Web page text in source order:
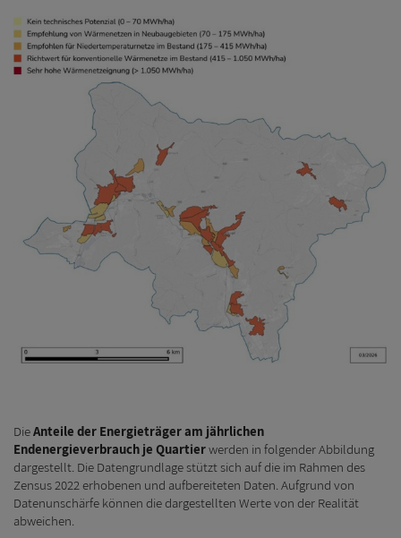
DieAnteile der Energieträger am jährlichen
Endenergieverbrauch je Quartierwerden in folgender Abbildung
dargestellt. Die Datengrundlage stützt sich auf die im Rahmen des
Zensus 2022 erhobenen und aufbereiteten Daten. Aufgrund von
Datenunschärfe können die dargestellten Werte von der Realität
abweichen.